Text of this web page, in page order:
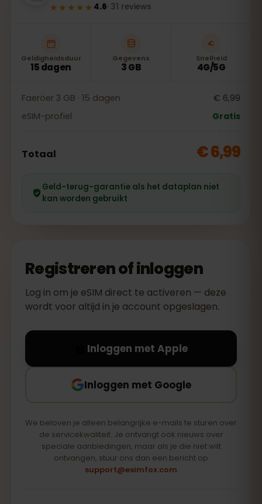
★★★★★ 4.6· 31 reviews
Geldigheidsduur
15 dagen
Gegevens
3 GB
Snelheid
4G/5G
Faeröer 3 GB · 15 dagen
€ 6,99
eSIM-profiel
Gratis
Totaal € 6,99
Geld-terug-garantie als het dataplan niet
kan worden gebruikt
Registreren of inloggen
Log in om je eSIM direct te activeren — deze
wordt voor altijd in je account opgeslagen.
Inloggen met Apple
Inloggen met Google
We beloven je alleen belangrijke e-mails te sturen over
de servicekwaliteit. Je ontvangt ook nieuws over
speciale aanbiedingen, maar als je die niet wilt
ontvangen, stuur ons dan een bericht op
support@esimfox.com